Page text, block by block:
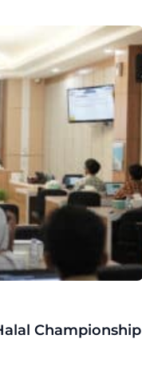
Championship